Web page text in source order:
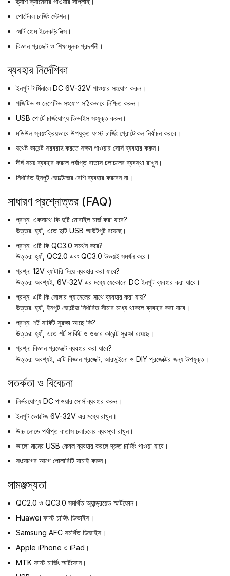
পোর্টেবল চার্জিং স্টেশন।
স্মার্ট হোম ইলেকট্রনিক্স।
বিজ্ঞান প্রজেক্ট ও শিক্ষামূলক প্রদর্শনী।
ব্যবহার নির্দেশিকা
ইনপুট টার্মিনালে DC 6V-32V পাওয়ার সংযোগ করুন।
পজিটিভ ও নেগেটিভ সংযোগ সঠিকভাবে নিশ্চিত করুন।
USB পোর্টে চার্জযোগ্য ডিভাইস সংযুক্ত করুন।
মডিউল স্বয়ংক্রিয়ভাবে উপযুক্ত ফাস্ট চার্জিং প্রোটোকল নির্বাচন করবে।
যথেষ্ট কারেন্ট সরবরাহ করতে সক্ষম পাওয়ার সোর্স ব্যবহার করুন।
দীর্ঘ সময় ব্যবহার করলে পর্যাপ্ত বাতাস চলাচলের ব্যবস্থা রাখুন।
নির্ধারিত ইনপুট ভোল্টেজের বেশি ব্যবহার করবেন না।
সাধারণ প্রশ্নোত্তর (FAQ)
প্রশ্ন: একসাথে কি দুটি মোবাইল চার্জ করা যাবে?
উত্তর: হ্যাঁ, এতে দুটি USB আউটপুট রয়েছে।
প্রশ্ন: এটি কি QC3.0 সমর্থন করে?
উত্তর: হ্যাঁ, QC2.0 এবং QC3.0 উভয়ই সমর্থন করে।
প্রশ্ন: 12V ব্যাটারি দিয়ে ব্যবহার করা যাবে?
উত্তর: অবশ্যই, 6V-32V এর মধ্যে যেকোনো DC ইনপুট ব্যবহার করা যাবে।
প্রশ্ন: এটি কি সোলার প্যানেলের সাথে ব্যবহার করা যায়?
উত্তর: হ্যাঁ, ইনপুট ভোল্টেজ নির্ধারিত সীমার মধ্যে থাকলে ব্যবহার করা যাবে।
প্রশ্ন: শর্ট সার্কিট সুরক্ষা আছে কি?
উত্তর: হ্যাঁ, এতে শর্ট সার্কিট ও ওভার কারেন্ট সুরক্ষা রয়েছে।
প্রশ্ন: বিজ্ঞান প্রজেক্টে ব্যবহার করা যাবে?
উত্তর: অবশ্যই, এটি বিজ্ঞান প্রজেক্ট, আরডুইনো ও DIY প্রজেক্টের জন্য উপযুক্ত।
সতর্কতা ও বিবেচনা
নির্ভরযোগ্য DC পাওয়ার সোর্স ব্যবহার করুন।
ইনপুট ভোল্টেজ 6V-32V এর মধ্যে রাখুন।
উচ্চ লোডে পর্যাপ্ত বাতাস চলাচলের ব্যবস্থা রাখুন।
ভালো মানের USB কেবল ব্যবহার করলে দ্রুত চার্জিং পাওয়া যাবে।
সংযোগের আগে পোলারিটি যাচাই করুন।
সামঞ্জস্যতা
QC2.0 ও QC3.0 সমর্থিত অ্যান্ড্রয়েড স্মার্টফোন।
Huawei ফাস্ট চার্জিং ডিভাইস।
Samsung AFC সমর্থিত ডিভাইস।
Apple iPhone ও iPad।
MTK ফাস্ট চার্জিং স্মার্টফোন।